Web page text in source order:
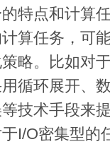
特点和计算
算任务，可
略。比如对
循环展开、
技术手段来
I/O密集型的